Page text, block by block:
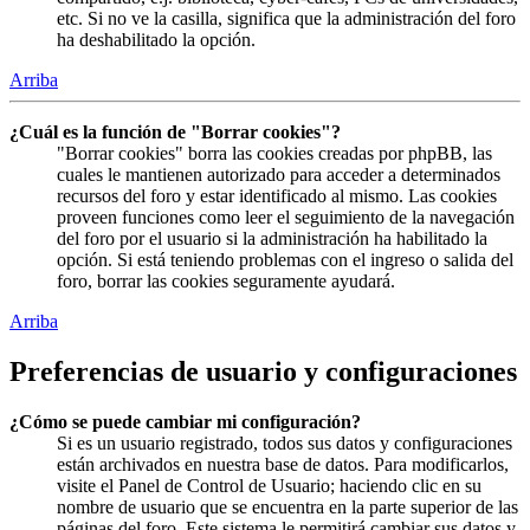
etc. Si no ve la casilla, significa que la administración del foro
ha deshabilitado la opción.
Arriba
¿Cuál es la función de "Borrar cookies"?
"Borrar cookies" borra las cookies creadas por phpBB, las
cuales le mantienen autorizado para acceder a determinados
recursos del foro y estar identificado al mismo. Las cookies
proveen funciones como leer el seguimiento de la navegación
del foro por el usuario si la administración ha habilitado la
opción. Si está teniendo problemas con el ingreso o salida del
foro, borrar las cookies seguramente ayudará.
Arriba
Preferencias de usuario y configuraciones
¿Cómo se puede cambiar mi configuración?
Si es un usuario registrado, todos sus datos y configuraciones
están archivados en nuestra base de datos. Para modificarlos,
visite el Panel de Control de Usuario; haciendo clic en su
nombre de usuario que se encuentra en la parte superior de las